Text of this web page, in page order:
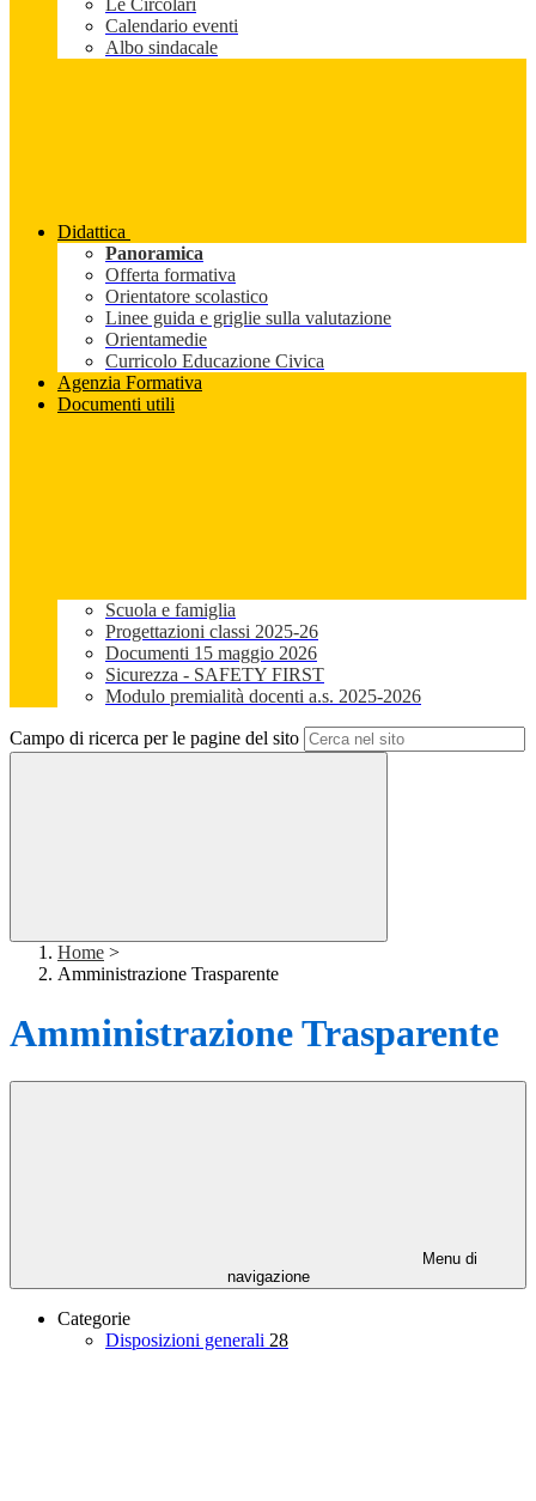
Le Circolari
Calendario eventi
Albo sindacale
Didattica
Panoramica
Offerta formativa
Orientatore scolastico
Linee guida e griglie sulla valutazione
Orientamedie
Curricolo Educazione Civica
Agenzia Formativa
Documenti utili
Scuola e famiglia
Progettazioni classi 2025-26
Documenti 15 maggio 2026
Sicurezza - SAFETY FIRST
Modulo premialità docenti a.s. 2025-2026
Campo di ricerca per le pagine del sito
Home >
Amministrazione Trasparente
Amministrazione Trasparente
Menu di
navigazione
Categorie
Disposizioni generali 28